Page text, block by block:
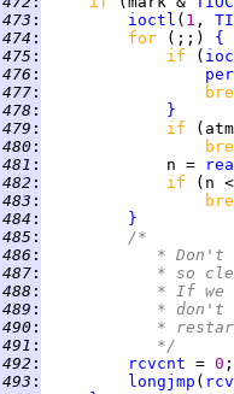
473 : ioctl ( 1 ,
474 : for (;;) {
475 : if (
476 :
477 :
478 :
}
479 :
if
480 :
481 :
             n =
482 : if
(n
483 :
484 :
}
485 :
/*
486 :
*
487 :
* so
488 :
* If
489 :
*
490 :
*
491 :
		 */
492 : rcvcnt = 0
493 : longjmp (